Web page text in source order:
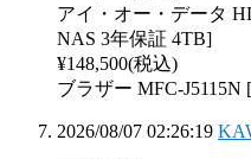
アイ・オー・データ
NAS 3年保証 4TB]
¥148,500(税込)
ブラザー MFC-
2026/08/07 02:26:19